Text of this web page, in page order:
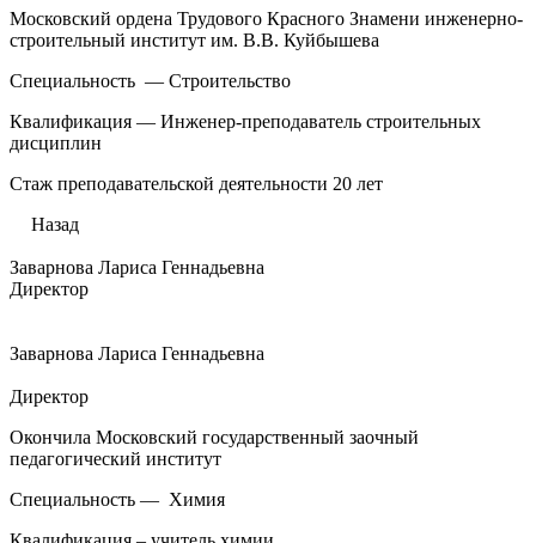
Московский ордена Трудового Красного Знамени инженерно-
строительный институт им. В.В. Куйбышева
Специальность — Строительство
Квалификация — Инженер-преподаватель строительных
дисциплин
Стаж преподавательской деятельности 20 лет
Назад
Заварнова Лариса Геннадьевна
Директор
Заварнова Лариса Геннадьевна
Директор
Окончила Московский государственный заочный
педагогический институт
Специальность — Химия